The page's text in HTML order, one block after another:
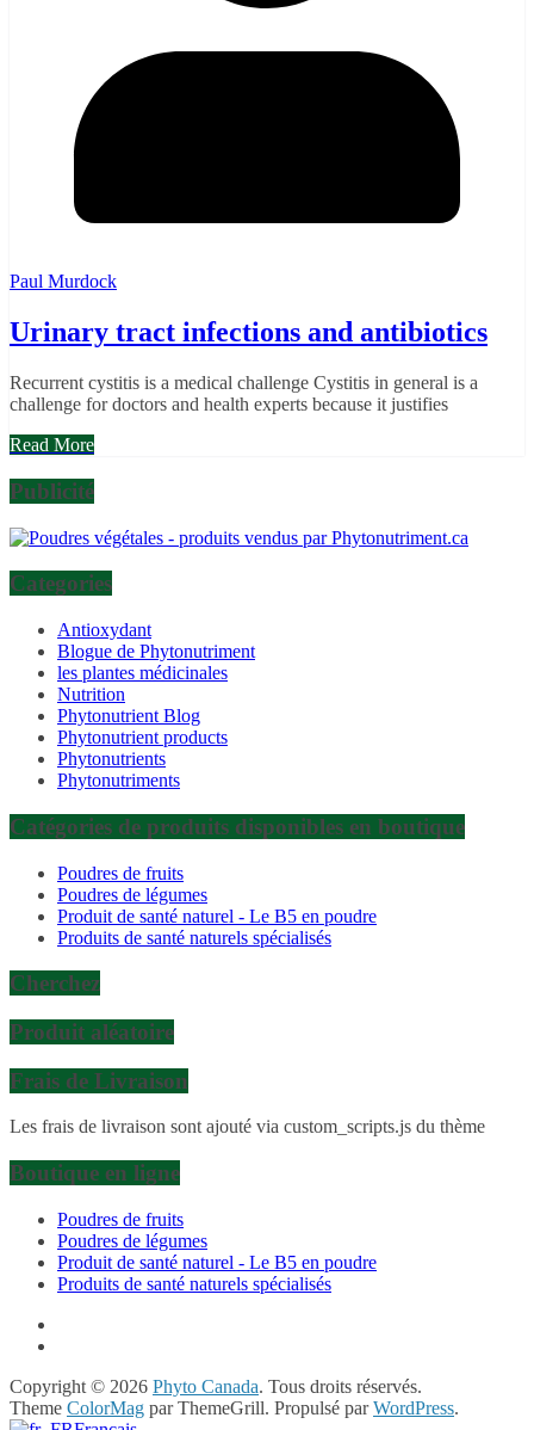
Paul Murdock
Urinary tract infections and antibiotics
Recurrent cystitis is a medical challenge Cystitis in general is a
challenge for doctors and health experts because it justifies
Read More
Publicité
Categories
Antioxydant
Blogue de Phytonutriment
les plantes médicinales
Nutrition
Phytonutrient Blog
Phytonutrient products
Phytonutrients
Phytonutriments
Catégories de produits disponibles en boutique
Poudres de fruits
Poudres de légumes
Produit de santé naturel - Le B5 en poudre
Produits de santé naturels spécialisés
Cherchez
Produit aléatoire
Frais de Livraison
Les frais de livraison sont ajouté via custom_scripts.js du thème
Boutique en ligne
Poudres de fruits
Poudres de légumes
Produit de santé naturel - Le B5 en poudre
Produits de santé naturels spécialisés
Copyright © 2026 Phyto Canada. Tous droits réservés.
Theme ColorMag par ThemeGrill. Propulsé parWordPress.